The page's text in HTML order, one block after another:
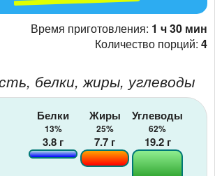
Время приготовления: 1 ч 30 мин
Количество порций: 4
белки, жиры, углеводы
Белки
13%
3.8 г
Жиры
25%
7.7 г
Углеводы
62%
19.2г